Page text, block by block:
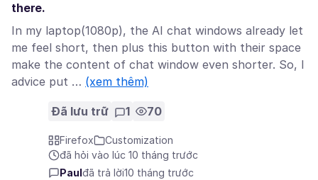
there.
In my laptop(1080p), the AI chat windows already let
me feel short, then plus this button with their space
make the content of chat window even shorter. So, I
advice put … (xem thêm)
Đã lưu trữ 1 70
Firefox
Customization
đã hỏi vào lúc 10 tháng trước
Paul đã trả lời10 tháng trước